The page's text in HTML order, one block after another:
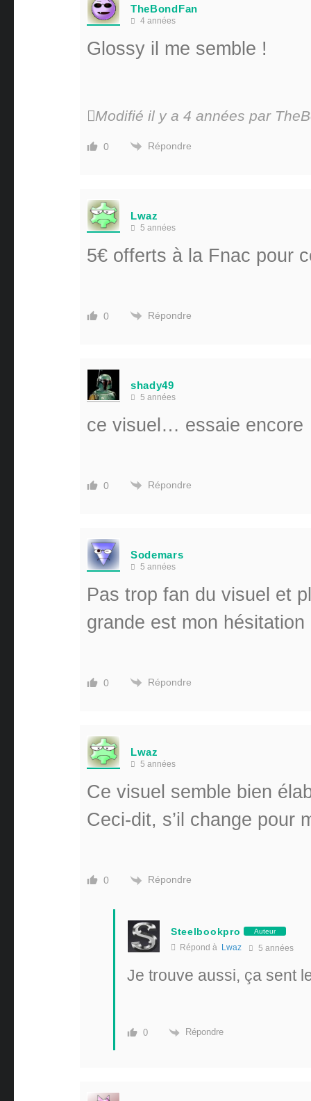
TheBondFan
4 années
Glossy il me semble !
Modifié il y a 4 années par
0 Répondre
Lwaz
5 années
5€ offerts à la Fnac pour
0 Répondre
shady49
5 années
ce visuel… essaie encore
0 Répondre
Sodemars
5 années
Pas trop fan du visuel et
grande est mon hésitation
0 Répondre
Lwaz
5 années
Ce visuel semble bien
Ceci-dit, s’il change pour
0 Répondre
Steelbookpro Auteur
Répond à Lwaz 5 années
Je trouve aussi, ça sent
0 Répondre